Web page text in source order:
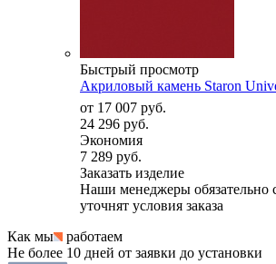
Быстрый просмотр
Акриловый камень Staron
от 17 007 руб.
24 296 руб.
Экономия
7 289 руб.
Заказать изделие
Наши менеджеры обязательно
уточнят условия заказа
Как мы
работаем
Не более 10 дней от заявки до установки